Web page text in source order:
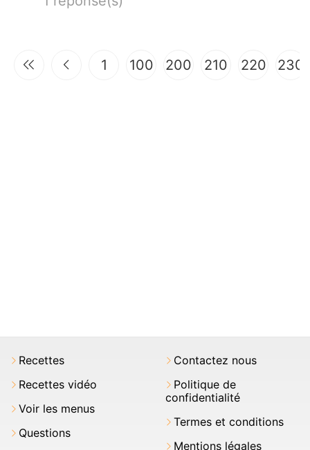
1 100 200 210 220 230
Recettes
Recettes vidéo
Voir les menus
Questions
Contactez nous
Politique de
confidentialité
Termes et conditions
Mentions légales